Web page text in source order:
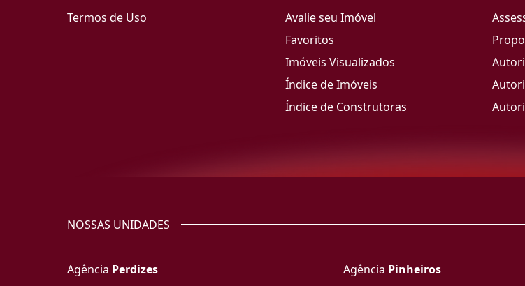
Termos de Uso
Avalie seu Imóvel
Favoritos
Imóveis Visualizados
Índice de Imóveis
Índice de Construtoras
NOSSAS UNIDADES
Agência Perdizes
Agência Pinheiros